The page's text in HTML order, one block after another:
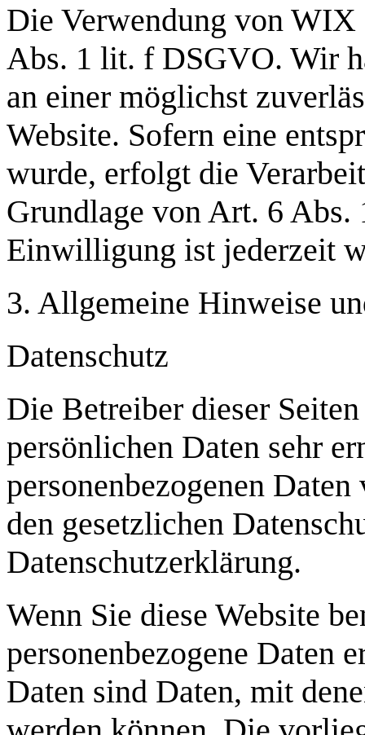
Die Verwendung von
Abs. 1 lit. f DSGVO. Wir
an einer möglichst
Website. Sofern eine
wurde, erfolgt die
Grundlage von Art. 6
Einwilligung ist jederzeit
3. Allgemeine Hinweise
Datenschutz
Die Betreiber dieser
persönlichen Daten sehr
personenbezogenen
den gesetzlichen
Datenschutzerklärung.
Wenn Sie diese Website
personenbezogene Daten
Daten sind Daten, mit